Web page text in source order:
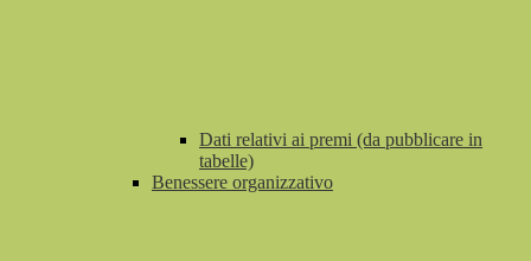
Dati relativi ai premi (da pubblicare in
tabelle)
Benessere organizzativo